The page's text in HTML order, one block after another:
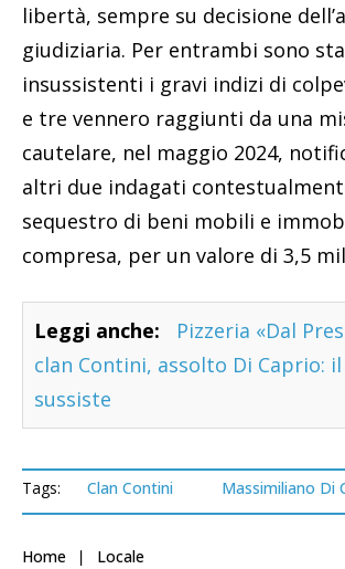
libertà, sempre su decisione
giudiziaria. Per entrambi sono
insussistenti i gravi indizi di
e tre vennero raggiunti da una
cautelare, nel maggio 2024,
altri due indagati
sequestro di beni mobili e
compresa, per un valore di 3,5
Leggi anche:
Pizzeria «Dal
clan Contini, assolto Di Caprio:
sussiste
Tags: Clan Contini Massimiliano Di
Home Locale